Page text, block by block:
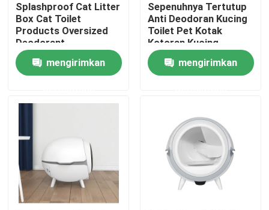
Rumah
Tur Pabrik
Kontrol kualitas
Splashproof Cat Litter
Box Cat Toilet
Products Oversized
Deodorant
mengirimkan
Sepenuhnya Tertutup
Anti Deodoran Kucing
Toilet Pet Kotak
Kotoran Kucing
Dengan Tutup 220V
mengirimkan